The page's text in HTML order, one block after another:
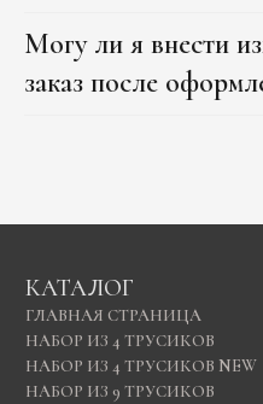
Могу ли я внести
заказ после